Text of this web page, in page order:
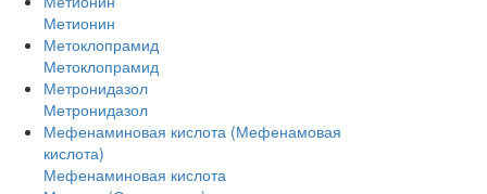
Метионин
Метоклопрамид
Метоклопрамид
Метронидазол
Метронидазол
Мефенаминовая кислота (Мефенамовая
кислота)
Мефенаминовая кислота